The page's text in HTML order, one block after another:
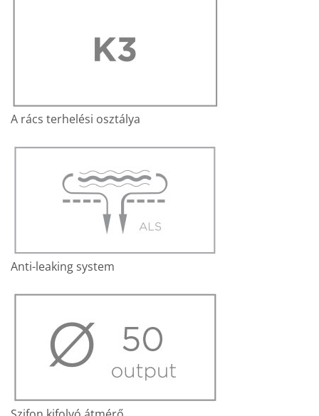
A rács terhelési osztálya
Anti-leaking system